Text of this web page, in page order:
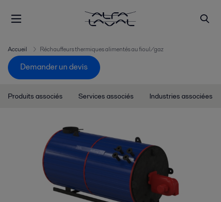
Accueil Réchauffeurs thermiques alimentés au fioul/gaz
Demander un devis
Produits associés Services associés Industries associées